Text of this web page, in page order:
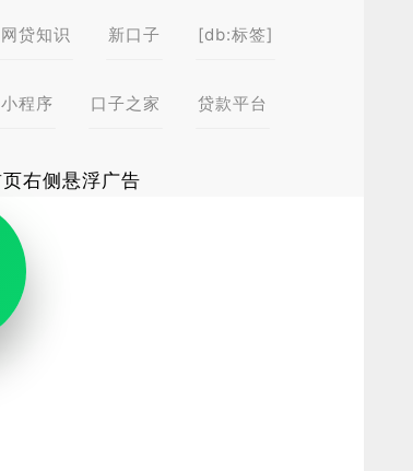
网贷知识 新口子 [db:标签]
小程序 口子之家 贷款平台